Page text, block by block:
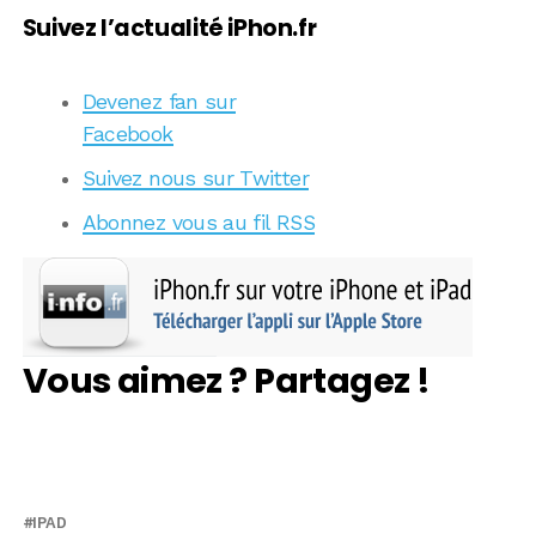
Suivez l’actualité iPhon.fr
Devenez fan sur
Facebook
Suivez nous sur Twitter
Abonnez vous au fil RSS
Vous aimez ? Partagez !
IPAD